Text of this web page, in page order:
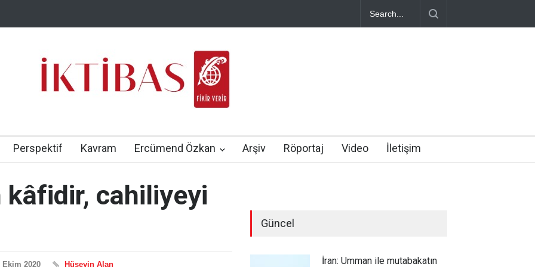
Perspektif Kavram Ercümend Özkan Arşiv Röportaj Video İletişim
kâfidir, cahiliyeyi
Ekim 2020 Hüseyin Alan
Güncel
İran: Umman ile mutabakatın